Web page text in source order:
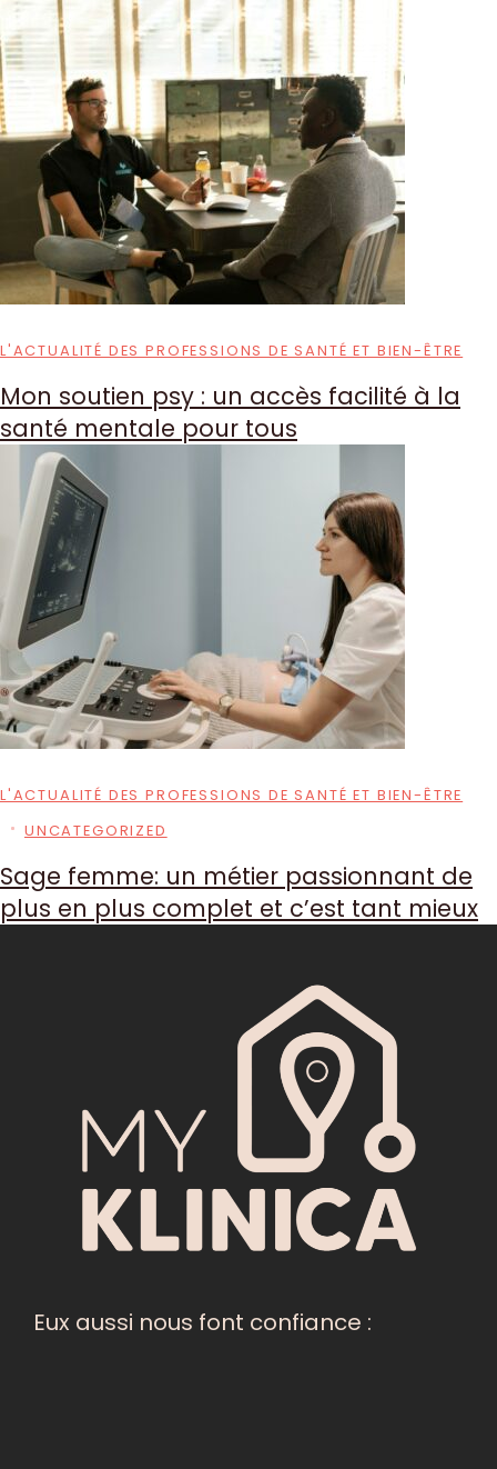
L'ACTUALITÉ DES PROFESSIONS DE SANTÉ ET BIEN-ÊTRE
Mon soutien psy : un accès facilité à la
santé mentale pour tous
L'ACTUALITÉ DES PROFESSIONS DE SANTÉ ET BIEN-ÊTRE
UNCATEGORIZED
Sage femme: un métier passionnant de
plus en plus complet et c’est tant mieux
Eux aussi nous font confiance :